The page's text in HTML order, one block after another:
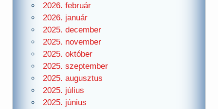
2026. február
2026. január
2025. december
2025. november
2025. október
2025. szeptember
2025. augusztus
2025. július
2025. június